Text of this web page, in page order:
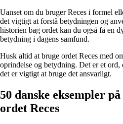
Uanset om du bruger Reces i formel
det vigtigt at forstå betydningen og
historien bag ordet kan du også få en
betydning i dagens samfund.
Husk altid at bruge ordet Reces med
oprindelse og betydning. Det er et
det er vigtigt at bruge det ansvarligt.
50 danske eksempler
ordet Reces